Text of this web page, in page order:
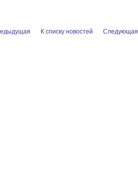
К списку новостей Следующая